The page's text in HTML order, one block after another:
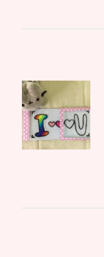
文
章
導
覽
Parent
post: